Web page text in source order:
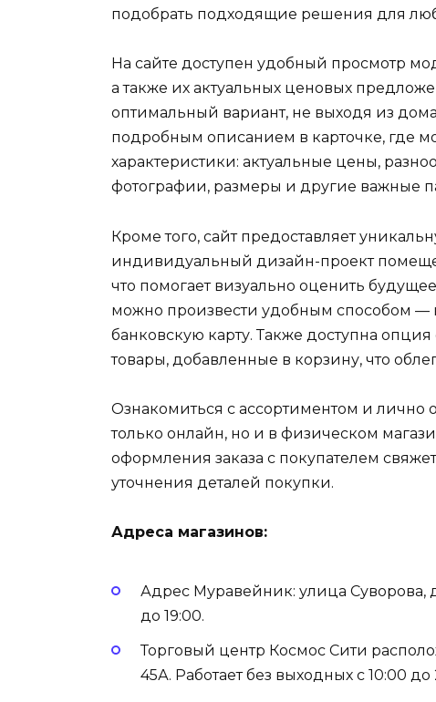
подобрать подходящие решения для
На сайте доступен удобный просмотр
а также их актуальных ценовых
оптимальный вариант, не выходя из
подробным описанием в карточке, где
характеристики: актуальные цены,
фотографии, размеры и другие важные
Кроме того, сайт предоставляет
индивидуальный дизайн-проект
что помогает визуально оценить
можно произвести удобным способом
банковскую карту. Также доступна
товары, добавленные в корзину, что
Ознакомиться с ассортиментом и
только онлайн, но и в физическом
оформления заказа с покупателем
уточнения деталей покупки.
Адреса магазинов:
Адрес Муравейник: улица Суворова,
до 19:00.
Торговый центр Космос Сити
45А. Работает без выходных с 10:00 до